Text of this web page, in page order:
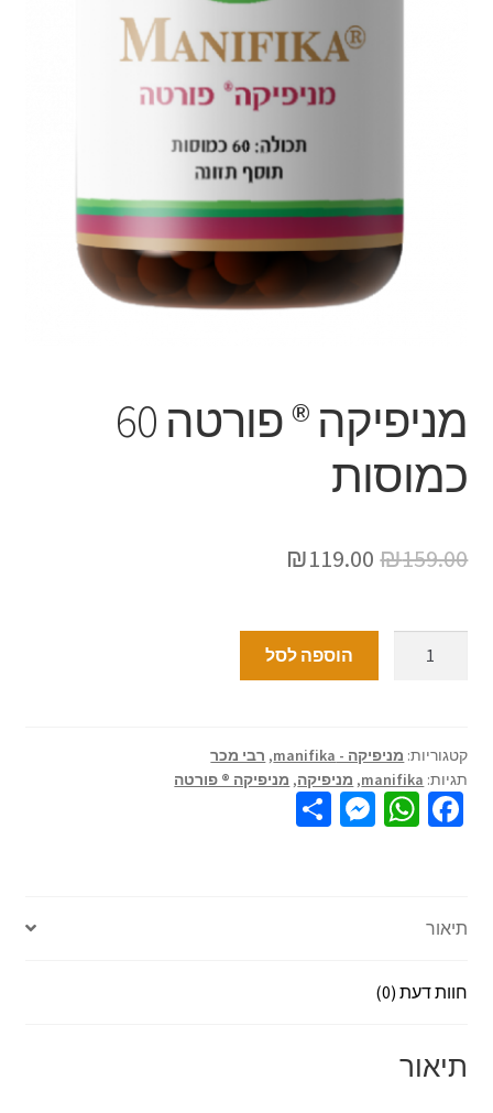
מניפיקה ® פורטה 60
כמוסות
₪159.00
₪119.00
הוספה לסל
קטגוריות: מניפיקה - manifika , רבי מכר
תגיות: manifika
, מניפיקה, מניפיקה ® פורטה
Fa
o
k
W
p
M
S
תיאור
חוות דעת (0)
תיאור